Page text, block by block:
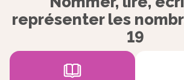
représenter les
19